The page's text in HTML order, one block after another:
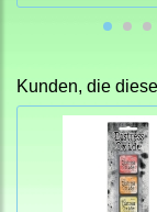
Kunden, die